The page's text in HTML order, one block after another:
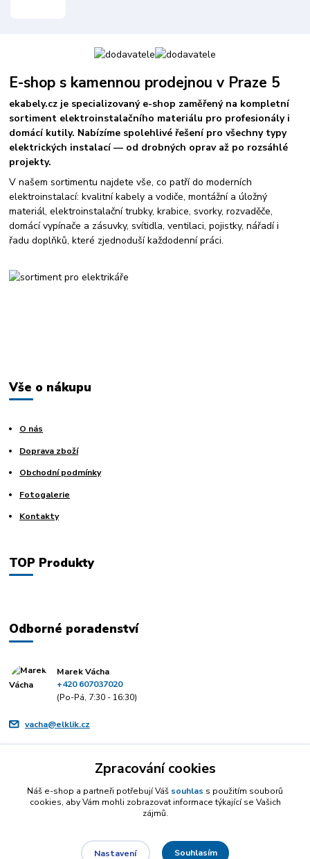
E-shop s kamennou prodejnou v Praze 5
ekabely.cz je specializovaný e-shop zaměřený na kompletní
sortiment elektroinstalačního materiálu pro profesionály i
domácí kutily. Nabízíme spolehlivé řešení pro všechny typy
elektrických instalací — od drobných oprav až po rozsáhlé
projekty.
V našem sortimentu najdete vše, co patří do moderních
elektroinstalací: kvalitní kabely a vodiče, montážní a úložný
materiál, elektroinstalační trubky, krabice, svorky, rozvaděče,
domácí vypínače a zásuvky, svítidla, ventilaci, pojistky, nářadí i
řadu doplňků, které zjednoduší každodenní práci.
Vše o nákupu
O nás
Doprava zboží
Obchodní podmínky
Fotogalerie
Kontakty
TOP Produkty
Odborné poradenství
Marek Vácha
+420 607037020
(Po-Pá, 7:30 - 16:30)
vacha@elklik.cz
Zpracování cookies
Náš e-shop a partneři potřebují Váš souhlas s použitím souborů
cookies, aby Vám mohli zobrazovat informace týkající se Vašich
zájmů.
Nastavení Souhlasím